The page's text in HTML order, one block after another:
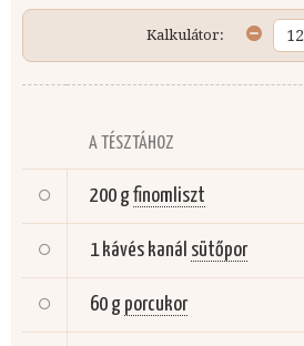
Kalkulátor:
A TÉSZTÁHOZ
200 gfinomliszt
1 kávés kanál sütőpor
60 g porcukor